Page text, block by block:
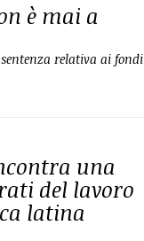
è mai a
relativa ai fondi
una
del lavoro
latina